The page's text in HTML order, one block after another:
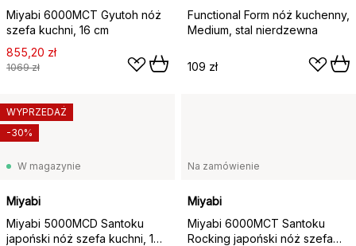
Miyabi 6000MCT Gyutoh nóż
szefa kuchni, 16 cm
855,20 zł
1069 zł
Functional Form nóż kuchenny,
Medium, stal nierdzewna
109 zł
W magazynie
Miyabi
Miyabi 5000MCD Santoku
japoński nóż szefa kuchni, 18
WYPRZEDAŻ
-30%
Na zamówienie
Miyabi
Miyabi 6000MCT Santoku
Rocking japoński nóż szefa